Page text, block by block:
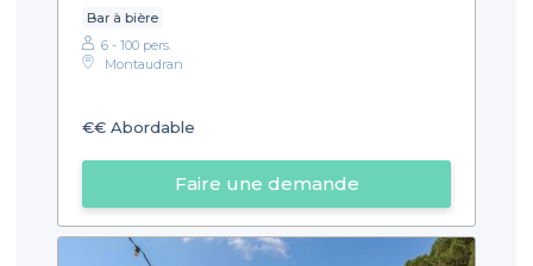
Bar à bière
6 - 100 pers.
Montaudran
€€ Abordable
Faire une demande